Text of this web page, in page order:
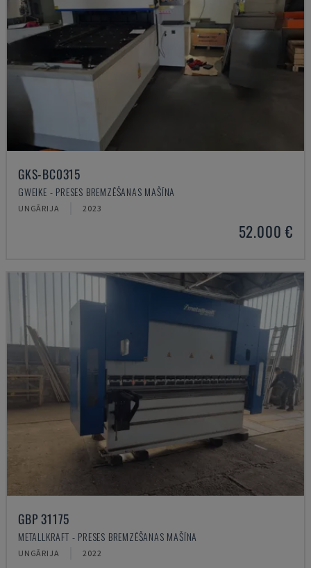
GKS-BC0315
GWEIKE - PRESES BREMZĒŠANAS MAŠĪNA
UNGĀRIJA 2023
52.000 €
GBP 31175
METALLKRAFT - PRESES BREMZĒŠANAS MAŠĪNA
UNGĀRIJA 2022